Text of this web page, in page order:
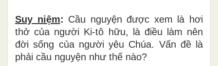
Suy niệm: Cầu nguyện được xem là hơi
thở của người Ki-tô hữu, là điều làm nên
đời sống của người yêu Chúa. Vấn đề là
phải cầu nguyện như thế nào?